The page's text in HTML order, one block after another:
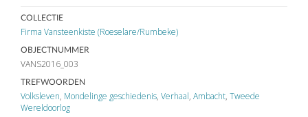
COLLECTIE
Firma Vansteenkiste (Roeselare/Rumbeke)
OBJECTNUMMER
VANS2016_003
TREFWOORDEN
Volksleven, Mondelinge geschiedenis, Verhaal, Ambacht, Tweede
Wereldoorlog